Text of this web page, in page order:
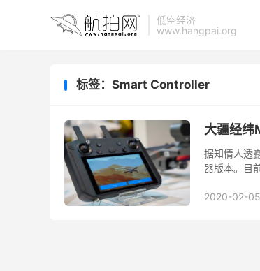
低空经济
www.hangpai.org
标签：Smart Controller
大疆经纬
据知情人透
器版本。目
2020-02-05